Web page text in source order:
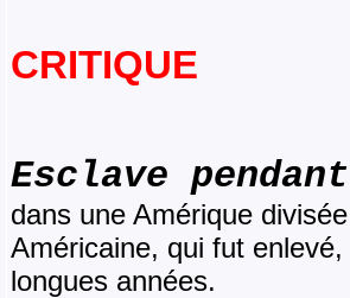
CRITIQUE
Esclave
dans une Amérique
Américaine, qui fut
longues années.